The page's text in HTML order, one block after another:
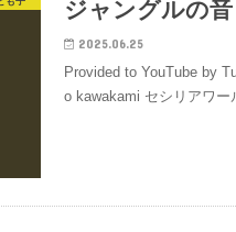
ジャングルの音
2025.06.25
Provided to YouTube by
o kawakami セシリアワ